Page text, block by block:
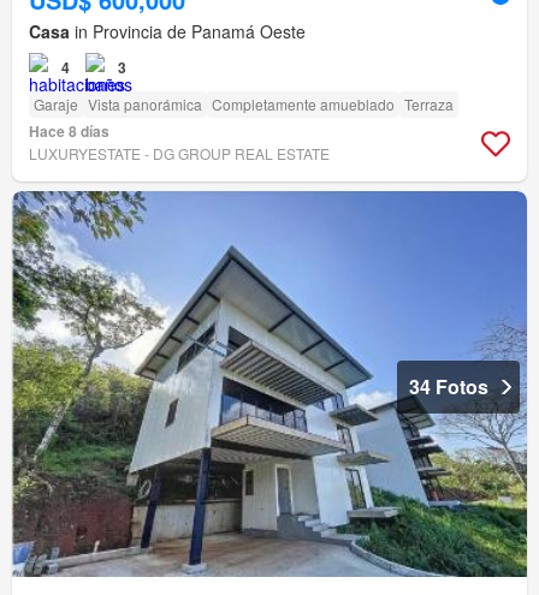
Casa in Provincia de Panamá Oeste
4 3
Garaje Vista panorámica Completamente amueblado Terraza
Hace 8 días
LUXURYESTATE - DG GROUP REAL ESTATE
34 Fotos